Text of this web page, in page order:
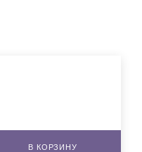
В КОРЗИНУ